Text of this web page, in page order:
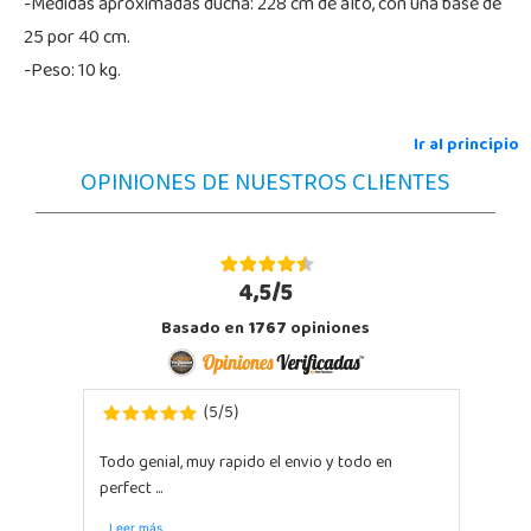
25 por 40 cm.
-Peso: 10 kg.
Ir al principio
OPINIONES DE NUESTROS CLIENTES
4,5/5
Basado en1767opiniones
(5/5)
Todo genial, muy rapido el envio y todo en
perfect ...
Leer más